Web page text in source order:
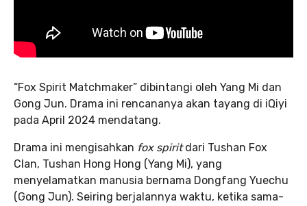
“Fox Spirit Matchmaker” dibintangi oleh Yang Mi dan
Gong Jun. Drama ini rencananya akan tayang di iQiyi
pada April 2024 mendatang.
Drama ini mengisahkan fox spiritdari Tushan Fox
Clan, Tushan Hong Hong (Yang Mi), yang
menyelamatkan manusia bernama Dongfang Yuechu
(Gong Jun). Seiring berjalannya waktu, ketika sama-